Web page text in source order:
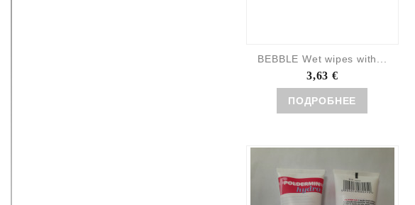
BEBBLE Wet wipes with...
3,63 €
ПОДРОБНЕЕ